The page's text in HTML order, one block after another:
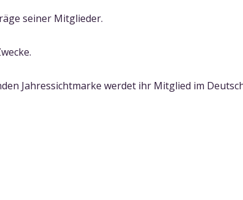
seiner Mitglieder.
Jahressichtmarke werdet ihr Mitglied im